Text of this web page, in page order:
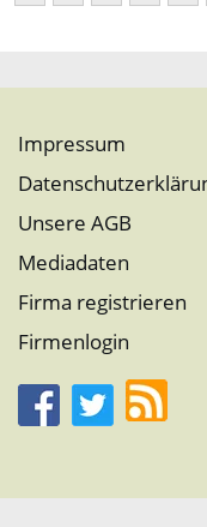
Impressum
Unsere AGB
Mediadaten
Firma registrieren
Firmenlogin